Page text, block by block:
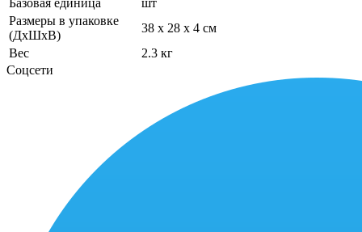
Размеры в упаковке
(ДхШхВ)
38 x 28 x 4 см
Вес
2.3 кг
Соцсети